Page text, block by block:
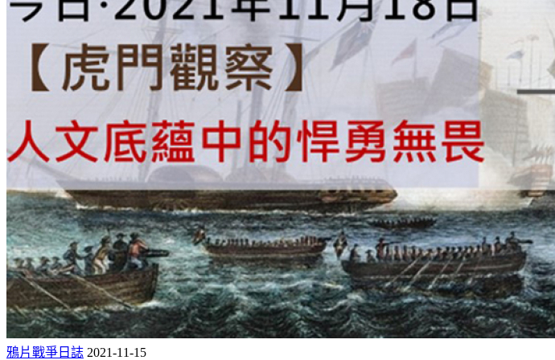
鴉片戰爭日誌 2021-11-15